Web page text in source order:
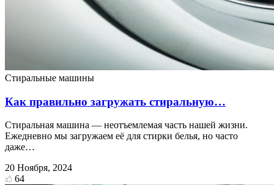
Стиральные машины
Как правильно загружать стиральную…
Стиральная машина — неотъемлемая часть нашей жизни.
Ежедневно мы загружаем её для стирки белья, но часто
даже…
20 Ноября, 2024
64